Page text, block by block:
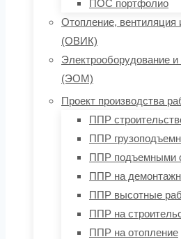
ПОС портфолио
Отопление, вентиляция
(ОВИК)
Электрооборудование
(ЭОМ)
Проект производства
ППР
ППР
ППР подъемными
ППР на
ППР высотные
ППР на
ППР на отопление